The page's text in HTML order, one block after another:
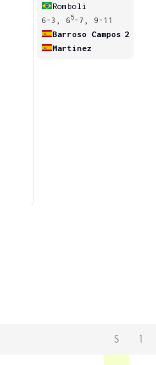
Romboli
6-3, 6 5-7, 9-11
Barroso Campos 2
Martinez
S 1